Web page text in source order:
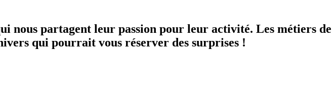
nous partagent leur passion pour leur activité. Les métiers de
qui pourrait vous réserver des surprises !